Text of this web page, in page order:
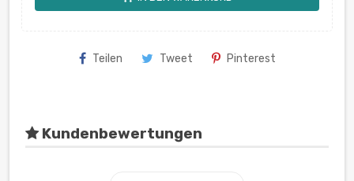
Teilen Tweet Pinterest
Kundenbewertungen